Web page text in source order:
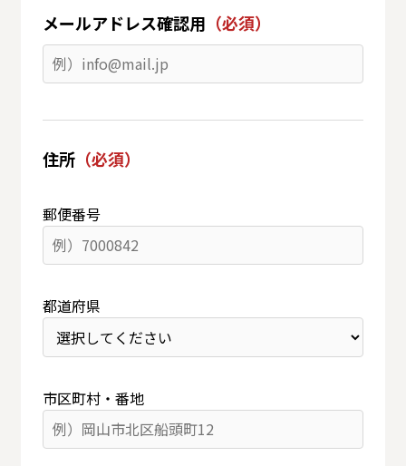
メールアドレス確認用 （必須）
住所 （必須）
郵便番号
都道府県
市区町村・番地